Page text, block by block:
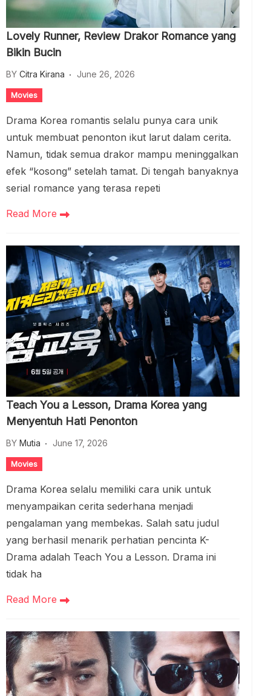
Lovely Runner, Review Drakor Romance yang
Bikin Bucin
BY Citra Kirana June 26, 2026
Movies
Drama Korea romantis selalu punya cara unik
untuk membuat penonton ikut larut dalam cerita.
Namun, tidak semua drakor mampu meninggalkan
efek “kosong” setelah tamat. Di tengah banyaknya
serial romance yang terasa repeti
Read More
Teach You a Lesson, Drama Korea yang
Menyentuh Hati Penonton
BY Mutia June 17, 2026
Movies
Drama Korea selalu memiliki cara unik untuk
menyampaikan cerita sederhana menjadi
pengalaman yang membekas. Salah satu judul
yang berhasil menarik perhatian pencinta K-
Drama adalah Teach You a Lesson. Drama ini
tidak ha
Read More